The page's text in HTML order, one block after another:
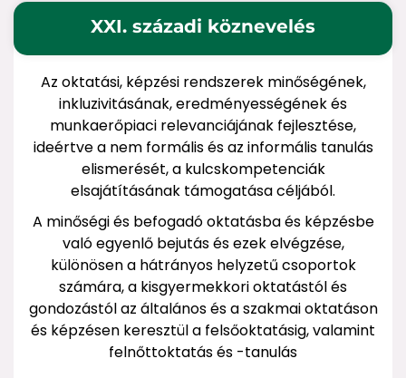
XXI. századi köznevelés
Az oktatási, képzési rendszerek minőségének,
inkluzivitásának, eredményességének és
munkaerőpiaci relevanciájának fejlesztése,
ideértve a nem formális és az informális tanulás
elismerését, a kulcskompetenciák
elsajátításának támogatása céljából.
A minőségi és befogadó oktatásba és képzésbe
való egyenlő bejutás és ezek elvégzése,
különösen a hátrányos helyzetű csoportok
számára, a kisgyermekkori oktatástól és
gondozástól az általános és a szakmai oktatáson
és képzésen keresztül a felsőoktatásig, valamint
felnőttoktatás és -tanulás